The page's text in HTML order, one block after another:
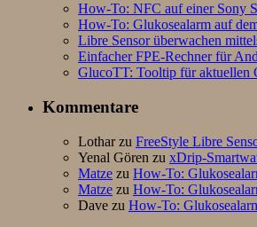
How-To: NFC auf einer Sony
How-To: Glukosealarm auf
Libre Sensor überwachen
Einfacher FPE-Rechner für
GlucoTT: Tooltip für aktuellen
Kommentare
Lotharzu FreeStyle Libre
Yenal Gören zu xDrip-
Matze zu How-To:
Matze zu How-To:
Dave zu How-To: